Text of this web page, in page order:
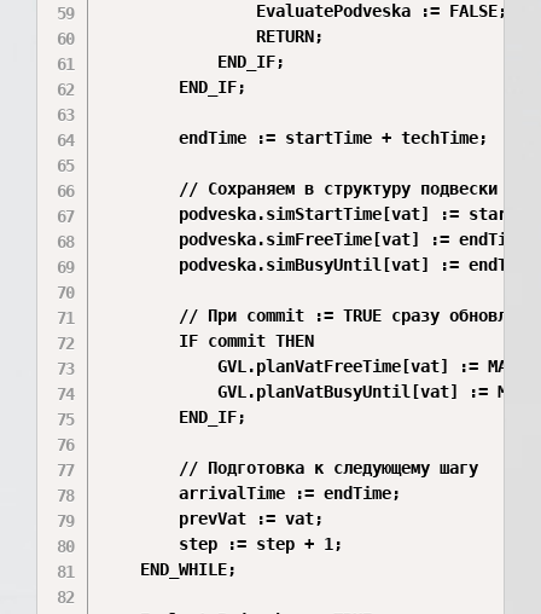
                EvaluatePodveska := FALSE;
                RETURN;
            END_IF;
        END_IF;
        endTime := startTime + techTime;
        // Сохраняем в структуру подвески
podveska.simStartTime[vat] :=
podveska.simFreeTime[vat] := endTime
podveska.simBusyUntil[vat] :=
// При commit := TRUE сразу
        IF commit THEN
GVL.planVatFreeTime[vat] :=
GVL.planVatBusyUntil[vat] :=
        END_IF;
        // Подготовка к следующему шагу
        arrivalTime := endTime;
        prevVat := vat;
        step := step + 1;
    END_WHILE;